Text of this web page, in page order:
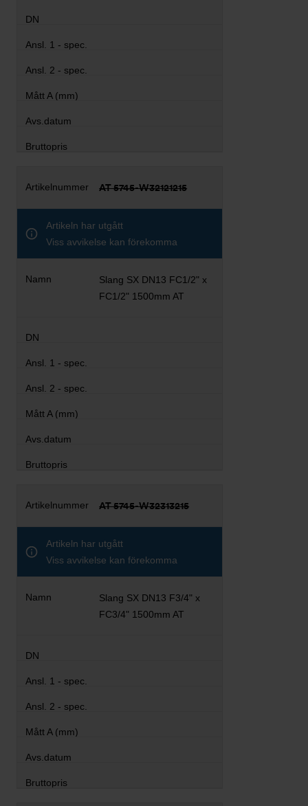
AT 5745-W32121215
Artikeln har utgått
Viss avvikelse kan förekomma
Slang SX DN13 FC1/2" x
FC1/2" 1500mm AT
AT 5745-W32313215
Artikeln har utgått
Viss avvikelse kan förekomma
Slang SX DN13 F3/4" x
FC3/4" 1500mm AT